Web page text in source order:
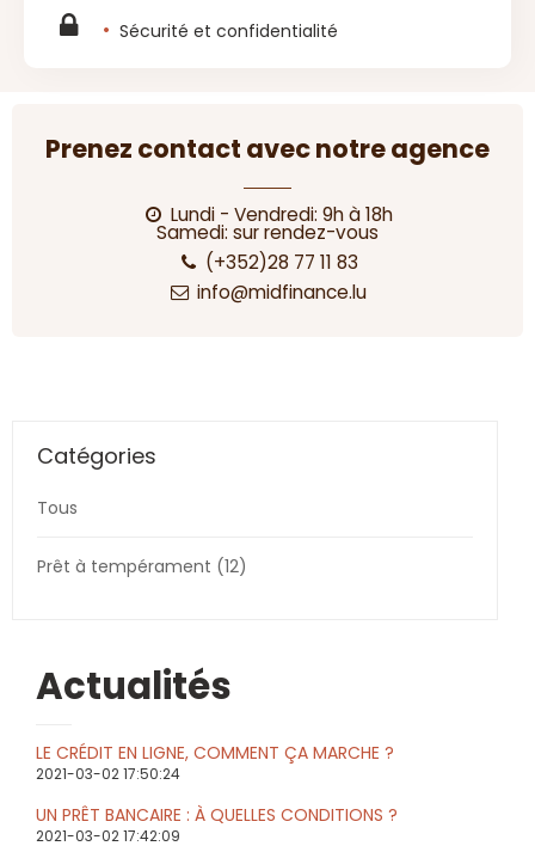
Sécurité et confidentialité
Prenez contact avec notre agence
Lundi - Vendredi: 9h à 18h
Samedi: sur rendez-vous
(+352)28 77 11 83
info@midfinance.lu
Catégories
Tous
Prêt à tempérament (12)
Actualités
LE CRÉDIT EN LIGNE, COMMENT ÇA MARCHE ?
2021-03-02 17:50:24
UN PRÊT BANCAIRE : À QUELLES CONDITIONS ?
2021-03-02 17:42:09